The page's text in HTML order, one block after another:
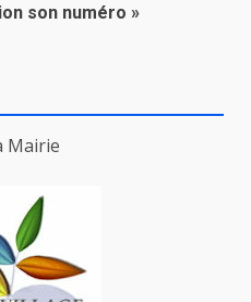
son numéro »
Mairie